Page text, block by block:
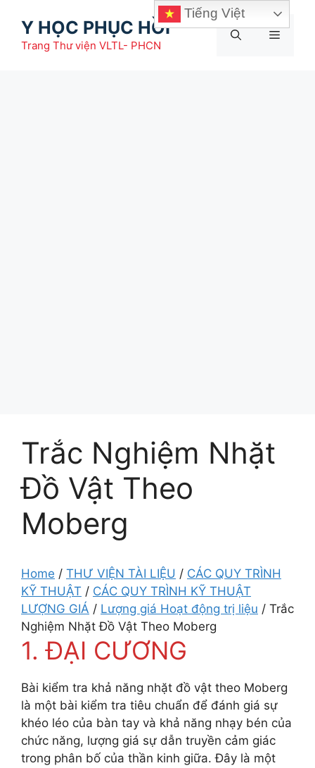
Y HỌC PHỤC HỒI
Trang Thư viện VLTL- PHCN
Menu
Trắc Nghiệm Nhặt
Đồ Vật Theo
Moberg
Home / THƯ VIỆN TÀI LIỆU / CÁC QUY TRÌNH
KỸ THUẬT / CÁC QUY TRÌNH KỸ THUẬT
LƯỢNG GIÁ / Lượng giá Hoạt động trị liệu / Trắc
Nghiệm Nhặt Đồ Vật Theo Moberg
1. ĐẠI CƯƠNG
Bài kiểm tra khả năng nhặt đồ vật theo Moberg
là một bài kiểm tra tiêu chuẩn để đánh giá sự
khéo léo của bàn tay và khả năng nhạy bén của
chức năng, lượng giá sự dẫn truyền cảm giác
trong phân bố của thần kinh giữa. Đây là một
Tiếng Việt